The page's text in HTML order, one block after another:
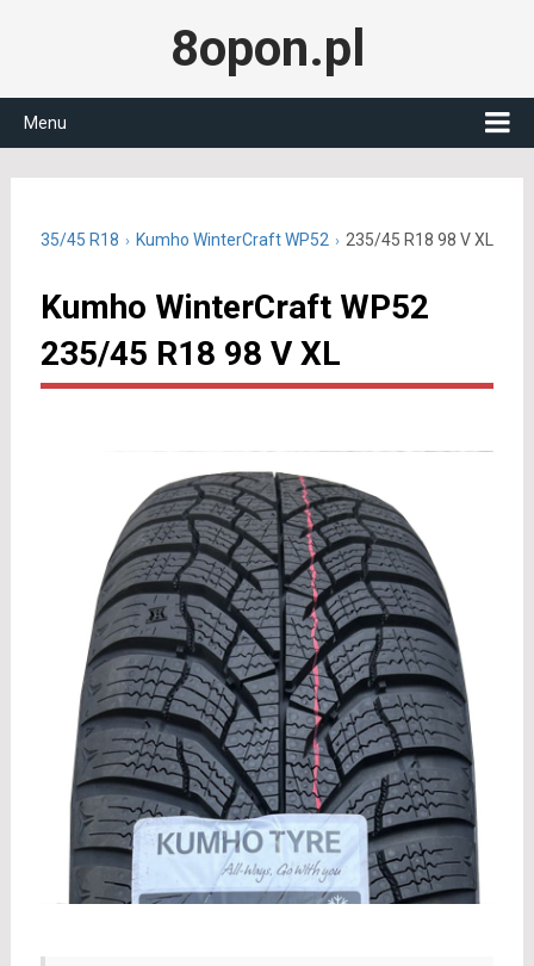
8opon.pl
Menu
235/45 R18 Kumho WinterCraft WP52 235/45 R18 98 V XL
Kumho WinterCraft WP52
235/45 R18 98 V XL